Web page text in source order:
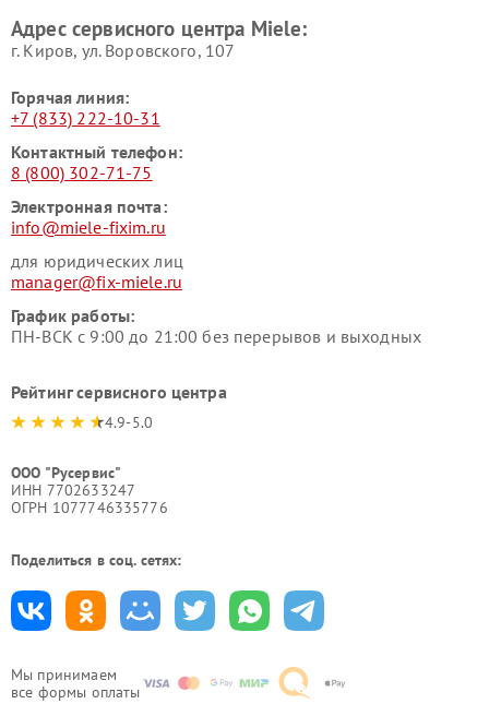
Мы принимаем
все формы оплаты
Miele
пылесосов Miele
Адрес сервисного центра Miele:
г. Киров, ул. Воровского, 107
Горячая линия:
+7 (833) 222-10-31
Контактный телефон:
8 (800) 302-71-75
Электронная почта:
info@miele-fixim.ru
для юридических лиц
manager@fix-miele.ru
График работы:
ПН-ВСК с 9:00 до 21:00 без перерывов и выходных
Рейтинг сервисного центра
4.9-5.0
ООО "Русервис"
ИНН 7702633247
ОГРН 1077746335776
Поделиться в соц. сетях: